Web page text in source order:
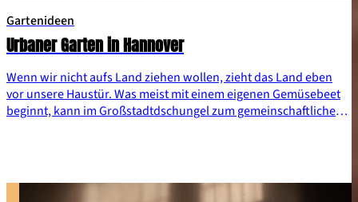
Gartenideen
Urbaner Garten in Hannover
Wenn wir nicht aufs Land ziehen wollen, zieht das Land eben
vor unsere Haustür. Was meist mit einem eigenen Gemüsebeet
beginnt, kann im Großstadtdschungel zum gemeinschaftlichen